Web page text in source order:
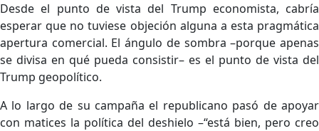
Desde el punto de vista del Trump economista, cabría
esperar que no tuviese objeción alguna a esta pragmática
apertura comercial. El ángulo de sombra –porque apenas
se divisa en qué pueda consistir– es el punto de vista del
Trump geopolítico.
A lo largo de su campaña el republicano pasó de apoyar
con matices la política del deshielo –“está bien, pero creo